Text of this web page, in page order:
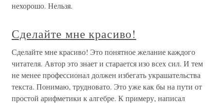
нехорошо. Нельзя.
Сделайте мне красиво!
Сделайте мне красиво! Это понятное желание каждого
читателя. Автор это знает и старается изо всех сил. И тем
не менее профессионал должен избегать украшательства
текста. Понимаю, трудновато. Это уже как бы на пути от
простой арифметики к алгебре. К примеру, написал